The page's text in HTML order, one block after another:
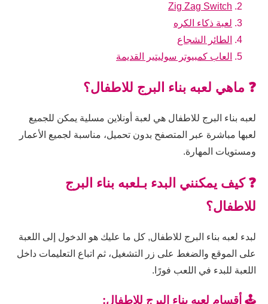
Zig Zag Switch
لعبة ذكاء الكره
الطائر الشجاع
العاب كمبيوتر سوليتير القديمة
❓ ماهي لعبه بناء البرج للاطفال؟
لعبه بناء البرج للاطفال هي لعبة أونلاين مسلية يمكن للجميع
لعبها مباشرة عبر المتصفح بدون تحميل، مناسبة لجميع الأعمار
ومستويات المهارة.
❓ كيف يمكنني البدء بـلعبه بناء البرج
للاطفال؟
لبدء لعبه بناء البرج للاطفال, كل ما عليك هو الدخول إلى اللعبة
على الموقع والضغط على زر التشغيل، ثم اتباع التعليمات داخل
اللعبة للبدء في اللعب فورًا.
🕹️ أقسام لعبه بناء البرج للاطفال: